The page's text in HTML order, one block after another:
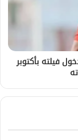
فيلته بأكتوبر